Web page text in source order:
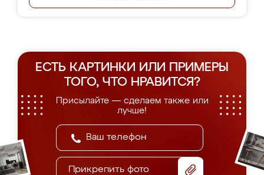
ЕСТЬ КАРТИНКИ ИЛИ ПРИМЕРЫ
ТОГО, ЧТО НРАВИТСЯ?
Присылайте — сделаем также или
лучше!
Прикрепить фото